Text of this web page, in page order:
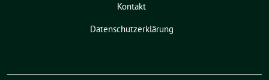
Kontakt
Datenschutzerklärung